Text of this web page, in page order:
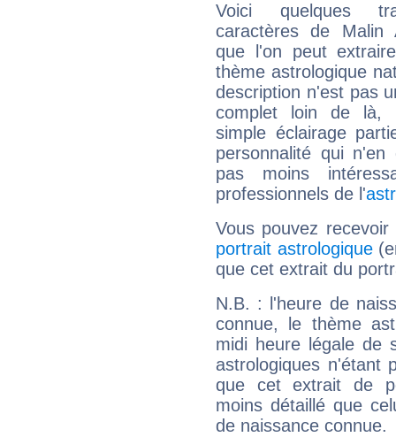
Voici quelques
caractères de Malin
que l'on peut
thème astrologique
description n'est pas
complet loin de là,
simple éclairage
personnalité qui n'en
pas moins
professionnels de l'
Vous pouvez
portrait astrologique
que cet extrait du
N.B. : l'heure de
connue, le thème
midi heure légale de
astrologiques n'étant
que cet extrait de
moins détaillé que
de naissance connue.